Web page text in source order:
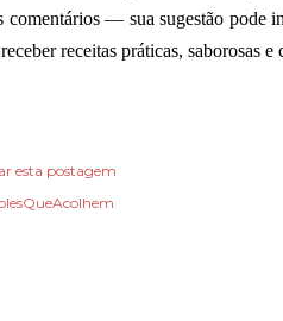
comentários — sua sugestão pode
receitas práticas, saborosas e
esta postagem